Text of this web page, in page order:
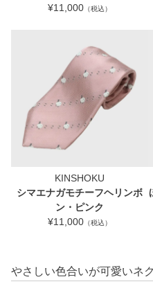
¥11,000 （税込）
KINSHOKU
シマエナガモチーフヘリンボ
ン・ピンク
¥11,000 （税込）
やさしい色合いが可愛いネ